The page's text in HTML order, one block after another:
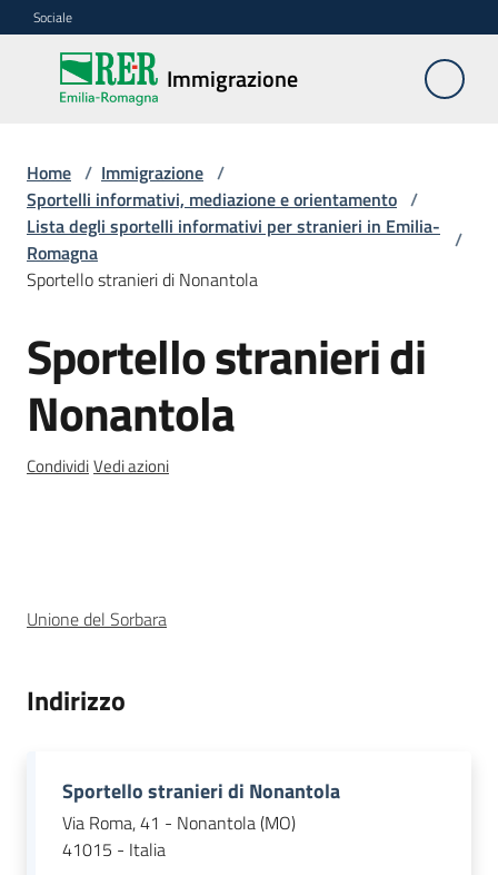
Vai al contenuto
Vai alla navigazione
Vai al footer
Sociale
Immigrazione
Immigrazione
Interventi
Progetti
europei
Documentazione
migratorio
Sociale
Argomenti
Home / Immigrazione /
Sportelli informativi, mediazione e orientamento /
Lista degli sportelli informativi per stranieri in Emilia-
Romagna
/
Sportello stranieri di Nonantola
Salta al contenuto
Sportello stranieri di
Nonantola
CondividiVedi azioni
Unione del Sorbara
Indirizzo
Sportello stranieri di Nonantola
Via Roma, 41 - Nonantola (MO)
41015 - Italia